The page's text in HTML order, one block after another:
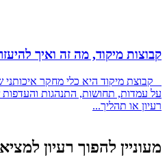
קבוצות מיקוד, מה זה ואיך
קבוצת מיקוד היא כלי מחקר
על עמדות, תחושות, התנהגות והעדפות
רעיון או תהליך...
מעוניין להפוך רעיון